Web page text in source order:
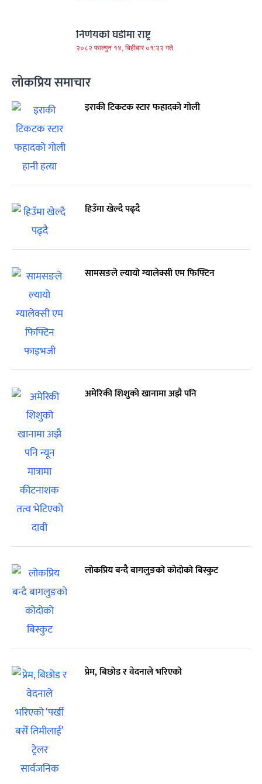
निर्णयको घडीमा राष्ट्र
२०८२ फाल्गुन १४, बिहीबार ०१:२२ गते
लोकप्रिय समाचार
इराकी टिकटक स्टार फहादको गोली
हिउँमा खेल्दै पढ्दै
सामसङले ल्यायो ग्यालेक्सी एम फिफ्टिन
अमेरिकी शिशुको खानामा अझै पनि
लोकप्रिय बन्दै बागलुङको कोदोको बिस्कुट
प्रेम, बिछोड र वेदनाले भरिएको